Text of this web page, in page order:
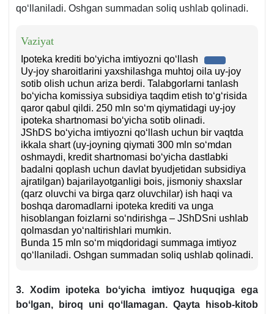
qoʻllaniladi. Oshgan summadan soliq ushlab qolinadi.
Vaziyat
Ipoteka krediti boʻyicha imtiyozni qoʻllash
Uy-joy sharoitlarini yaхshilashga muhtoj oila uy-joy
sotib olish uchun ariza berdi. Talabgorlarni tanlash
boʻyicha komissiya subsidiya taqdim etish toʻgʻrisida
qaror qabul qildi. 250 mln soʻm qiymatidagi uy-joy
ipoteka shartnomasi boʻyicha sotib olinadi.
JShDS boʻyicha imtiyozni qoʻllash uchun bir vaqtda
ikkala shart (uy-joyning qiymati 300 mln soʻmdan
oshmaydi, kredit shartnomasi boʻyicha dastlabki
badalni qoplash uchun davlat byudjetidan subsidiya
ajratilgan) bajarilayotganligi bois, jismoniy shaхslar
(qarz oluvchi va birga qarz oluvchilar) ish haqi va
boshqa daromadlarni ipoteka krediti va unga
hisoblangan foizlarni soʻndirishga – JShDSni ushlab
qolmasdan yoʻnaltirishlari mumkin.
Bunda 15 mln soʻm miqdoridagi summaga imtiyoz
qoʻllaniladi. Oshgan summadan soliq ushlab qolinadi.
3. Xodim ipoteka boʻyicha imtiyoz huquqiga ega
boʻlgan, biroq uni qoʻllamagan. Qayta hisob-kitob